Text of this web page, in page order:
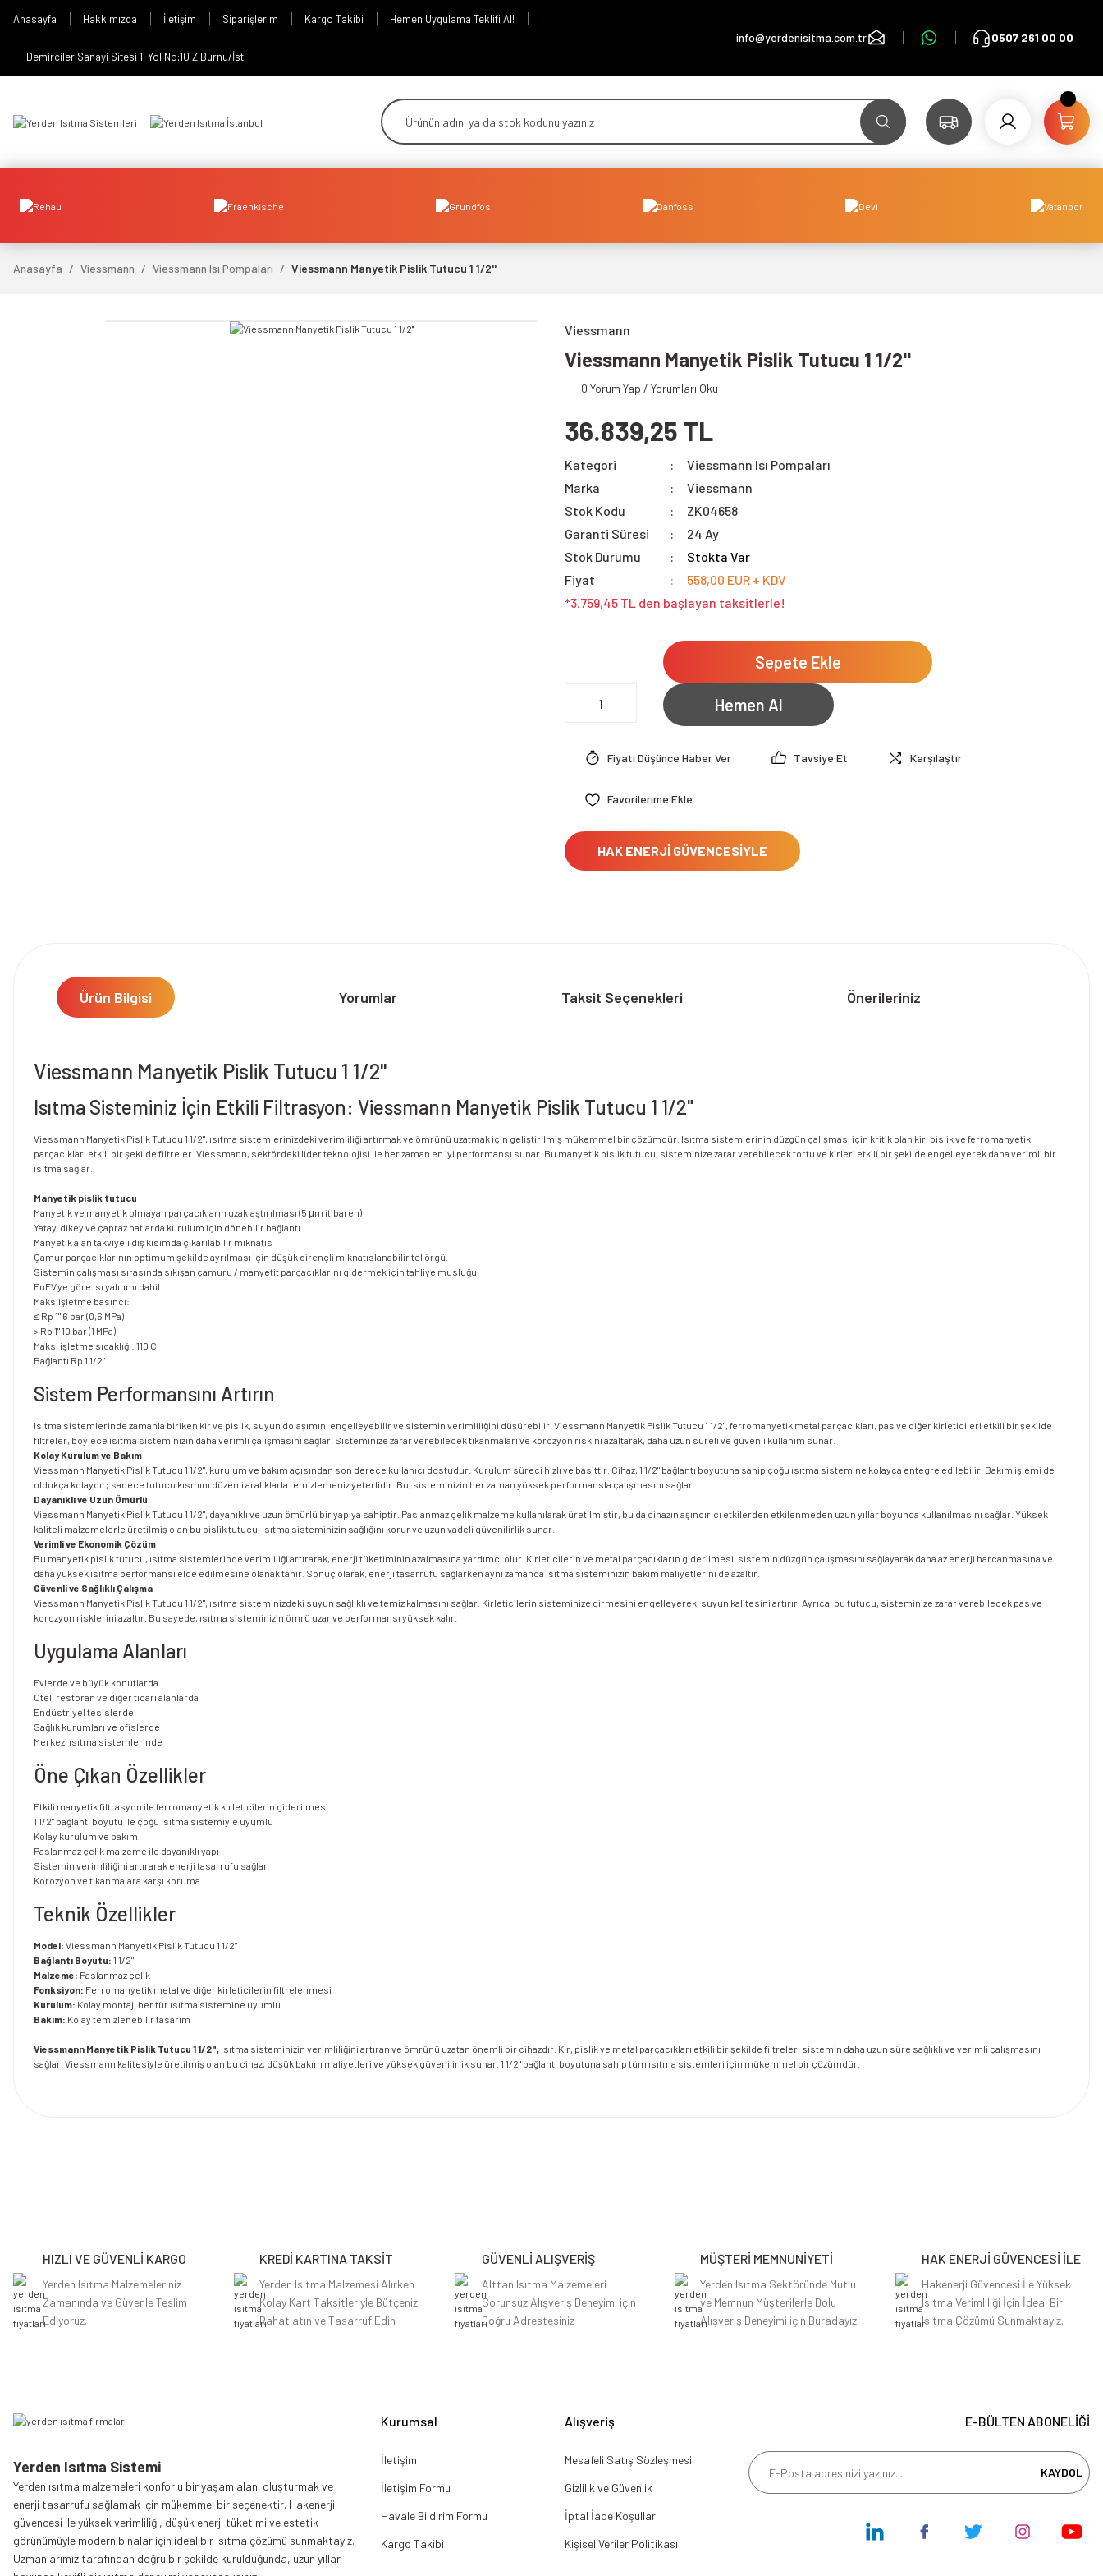
Anasayfa Hakkımızda İletişim Siparişlerim Kargo Takibi Hemen Uygulama Teklifi Al!
Demirciler Sanayi Sitesi 1. Yol No:10 Z.Burnu/İst
info@yerdenisitma.com.tr 0507 261 00 00
Anasayfa Viessmann Viessmann Isı Pompaları Viessmann Manyetik Pislik Tutucu 1 1/2''
Viessmann
Viessmann Manyetik Pislik Tutucu 1 1/2''
0 Yorum Yap / Yorumları Oku
36.839,25 TL
Kategori
Viessmann Isı Pompaları
Marka
Viessmann
Stok Kodu
ZK04658
Garanti Süresi
24 Ay
Stok Durumu
Stokta Var
Fiyat
558,00 EUR + KDV
*3.759,45 TL den başlayan taksitlerle!
Sepete Ekle
Hemen Al
Fiyatı Düşünce Haber Ver Tavsiye Et Karşılaştır
HAK ENERJİ GÜVENCESİYLE
Ürün Bilgisi Yorumlar Taksit Seçenekleri Önerileriniz
Viessmann Manyetik Pislik Tutucu 1 1/2"
Isıtma Sisteminiz İçin Etkili Filtrasyon: Viessmann Manyetik Pislik Tutucu 1 1/2"
Viessmann Manyetik Pislik Tutucu 1 1/2", ısıtma sistemlerinizdeki verimliliği artırmak ve ömrünü uzatmak için geliştirilmiş mükemmel bir çözümdür. Isıtma sistemlerinin düzgün çalışması için kritik olan kir, pislik ve ferromanyetik
parçacıkları etkili bir şekilde filtreler. Viessmann, sektördeki lider teknolojisi ile her zaman en iyi performansı sunar. Bu manyetik pislik tutucu, sisteminize zarar verebilecek tortu ve kirleri etkili bir şekilde engelleyerek daha verimli bir
ısıtma sağlar.
Manyetik pislik tutucu
Manyetik ve manyetik olmayan parçacıkların uzaklaştırılması (5 μm itibaren)
Yatay, dikey ve çapraz hatlarda kurulum için dönebilir bağlantı
Manyetik alan takviyeli dış kısımda çıkarılabilir mıknatıs
Çamur parçacıklarının optimum şekilde ayrılması için düşük dirençli mıknatıslanabilir tel örgü.
Sistemin çalışması sırasında sıkışan çamuru / manyetit parçacıklarını gidermek için tahliye musluğu.
EnEV'ye göre ısı yalıtımı dahil
Maks.işletme basıncı:
≤ Rp 1" 6 bar (0,6 MPa)
> Rp 1" 10 bar (1 MPa)
Maks. işletme sıcaklığı: 110 C
Bağlantı Rp 1 1/2"
Sistem Performansını Artırın
Isıtma sistemlerinde zamanla biriken kir ve pislik, suyun dolaşımını engelleyebilir ve sistemin verimliliğini düşürebilir. Viessmann Manyetik Pislik Tutucu 1 1/2", ferromanyetik metal parçacıkları, pas ve diğer kirleticileri etkili bir şekilde
filtreler, böylece ısıtma sisteminizin daha verimli çalışmasını sağlar. Sisteminize zarar verebilecek tıkanmaları ve korozyon riskini azaltarak, daha uzun süreli ve güvenli kullanım sunar.
Kolay Kurulum ve Bakım
Viessmann Manyetik Pislik Tutucu 1 1/2", kurulum ve bakım açısından son derece kullanıcı dostudur. Kurulum süreci hızlı ve basittir. Cihaz, 1 1/2" bağlantı boyutuna sahip çoğu ısıtma sistemine kolayca entegre edilebilir. Bakım işlemi de
oldukça kolaydır; sadece tutucu kısmını düzenli aralıklarla temizlemeniz yeterlidir. Bu, sisteminizin her zaman yüksek performansla çalışmasını sağlar.
Dayanıklı ve Uzun Ömürlü
Viessmann Manyetik Pislik Tutucu 1 1/2", dayanıklı ve uzun ömürlü bir yapıya sahiptir. Paslanmaz çelik malzeme kullanılarak üretilmiştir, bu da cihazın aşındırıcı etkilerden etkilenmeden uzun yıllar boyunca kullanılmasını sağlar. Yüksek
kaliteli malzemelerle üretilmiş olan bu pislik tutucu, ısıtma sisteminizin sağlığını korur ve uzun vadeli güvenilirlik sunar.
Verimli ve Ekonomik Çözüm
Bu manyetik pislik tutucu, ısıtma sistemlerinde verimliliği artırarak, enerji tüketiminin azalmasına yardımcı olur. Kirleticilerin ve metal parçacıkların giderilmesi, sistemin düzgün çalışmasını sağlayarak daha az enerji harcanmasına ve
daha yüksek ısıtma performansı elde edilmesine olanak tanır. Sonuç olarak, enerji tasarrufu sağlarken aynı zamanda ısıtma sisteminizin bakım maliyetlerini de azaltır.
Güvenli ve Sağlıklı Çalışma
Viessmann Manyetik Pislik Tutucu 1 1/2", ısıtma sisteminizdeki suyun sağlıklı ve temiz kalmasını sağlar. Kirleticilerin sisteminize girmesini engelleyerek, suyun kalitesini artırır. Ayrıca, bu tutucu, sisteminize zarar verebilecek pas ve
korozyon risklerini azaltır. Bu sayede, ısıtma sisteminizin ömrü uzar ve performansı yüksek kalır.
Uygulama Alanları
Evlerde ve büyük konutlarda
Otel, restoran ve diğer ticari alanlarda
Endüstriyel tesislerde
Sağlık kurumları ve ofislerde
Merkezi ısıtma sistemlerinde
Öne Çıkan Özellikler
Etkili manyetik filtrasyon ile ferromanyetik kirleticilerin giderilmesi
1 1/2" bağlantı boyutu ile çoğu ısıtma sistemiyle uyumlu
Kolay kurulum ve bakım
Paslanmaz çelik malzeme ile dayanıklı yapı
Sistemin verimliliğini artırarak enerji tasarrufu sağlar
Korozyon ve tıkanmalara karşı koruma
Teknik Özellikler
Model: Viessmann Manyetik Pislik Tutucu 1 1/2"
Bağlantı Boyutu: 1 1/2"
Malzeme: Paslanmaz çelik
Fonksiyon: Ferromanyetik metal ve diğer kirleticilerin filtrelenmesi
Kurulum: Kolay montaj, her tür ısıtma sistemine uyumlu
Bakım: Kolay temizlenebilir tasarım
Viessmann Manyetik Pislik Tutucu 1 1/2", ısıtma sisteminizin verimliliğini artıran ve ömrünü uzatan önemli bir cihazdır. Kir, pislik ve metal parçacıkları etkili bir şekilde filtreler, sistemin daha uzun süre sağlıklı ve verimli çalışmasını
sağlar. Viessmann kalitesiyle üretilmiş olan bu cihaz, düşük bakım maliyetleri ve yüksek güvenilirlik sunar. 1 1/2" bağlantı boyutuna sahip tüm ısıtma sistemleri için mükemmel bir çözümdür.
Ürün bilgilerinde hatalar bulunuyor.
Ürün fiyatı diğer sitelerden daha pahalı.
Bu ürüne benzer farklı alternatifler olmalı.
HIZLI VE GÜVENLİ KARGO
Yerden Isıtma Malzemeleriniz
Zamanında ve Güvenle Teslim
Ediyoruz.
KREDİ KARTINA TAKSİT
Yerden Isıtma Malzemesi Alırken
Kolay Kart Taksitleriyle Bütçenizi
Rahatlatın ve Tasarruf Edin
GÜVENLİ ALIŞVERİŞ
Alttan Isıtma Malzemeleri
Sorunsuz Alışveriş Deneyimi için
Doğru Adrestesiniz
MÜŞTERİ MEMNUNİYETİ
Yerden Isıtma Sektöründe Mutlu
ve Memnun Müşterilerle Dolu
Alışveriş Deneyimi için Buradayız
HAK ENERJİ GÜVENCESİ İLE
Hakenerji Güvencesi İle Yüksek
Isıtma Verimliliği İçin İdeal Bir
Isıtma Çözümü Sunmaktayız.
Yerden Isıtma Sistemi
Yerden ısıtma malzemeleri konforlu bir yaşam alanı oluşturmak ve
enerji tasarrufu sağlamak için mükemmel bir seçenektir. Hakenerji
güvencesi ile yüksek verimliliği, düşük enerji tüketimi ve estetik
görünümüyle modern binalar için ideal bir ısıtma çözümü sunmaktayız.
Uzmanlarımız tarafından doğru bir şekilde kurulduğunda, uzun yıllar
Kurumsal
İletişim
İletişim Formu
Havale Bildirim Formu
Kargo Takibi
Alışveriş
Mesafeli Satış Sözleşmesi
Gizlilik ve Güvenlik
İptal İade Koşullari
Kişisel Veriler Politikası
E-BÜLTEN ABONELİĞİ
KAYDOL